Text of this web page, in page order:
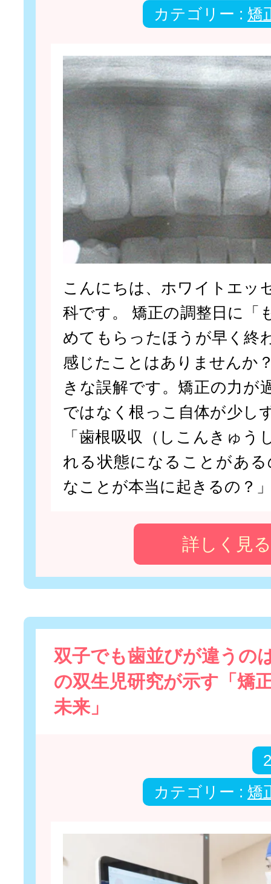
カテゴリー : 矯
こんにちは、ホワイトエッ
科です。 矯正の調整日に「
めてもらったほうが早く終
感じたことはありませんか
きな誤解です。矯正の力が
ではなく根っこ自体が少し
「歯根吸収（しこんきゅう
れる状態になることがあ
なことが本当に起きるの？
詳しく見る
双子でも歯並びが違うの
の双生児研究が示す「矯
未来」
カテゴリー : 矯